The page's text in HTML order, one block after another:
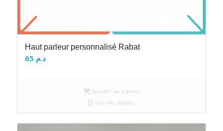
Haut parleur personnalisé Rabat
د.م.65
Ajouter au panier
Voir les détails